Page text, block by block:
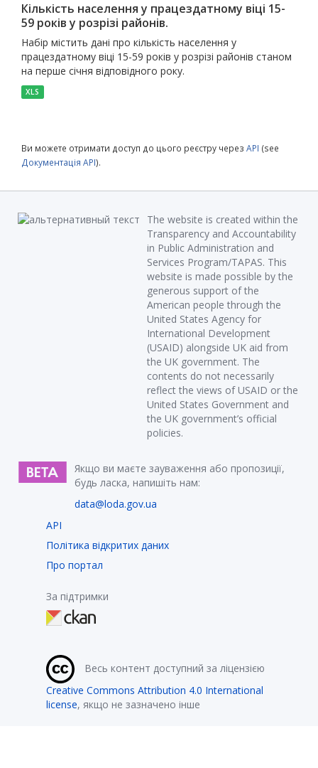
Кількість населення у працездатному віці 15-
59 років у розрізі районів.
Набір містить дані про кількість населення у
працездатному віці 15-59 років у розрізі районів станом
на перше січня відповідного року.
XLS
Ви можете отримати доступ до цього реєстру через API (see
Документація API).
The website is created within the
Transparency and Accountability
in Public Administration and
Services Program/TAPAS. This
website is made possible by the
generous support of the
American people through the
United States Agency for
International Development
(USAID) alongside UK aid from
the UK government. The
contents do not necessarily
reflect the views of USAID or the
United States Government and
the UK government’s official
policies.
Якщо ви маєте зауваження або пропозиції,
будь ласка, напишіть нам:
data@loda.gov.ua
API
Політика відкритих даних
Про портал
За підтримки
Весь контент доступний за ліцензією
Creative Commons Attribution 4.0 International
license, якщо не зазначено інше